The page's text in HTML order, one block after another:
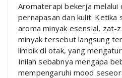
Aromaterapi bekerja melalui
pernapasan dan kulit. Ketika
aroma minyak esensial, zat-
minyak tersebut langsung
limbik di otak, yang
Inilah sebabnya mengapa
mempengaruhi mood